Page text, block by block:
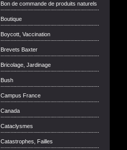
Bon de commande de produits naturels
Boutique
Boycott, Vaccination
Brevets Baxter
Bricolage, Jardinage
Bush
Campus France
Canada
Cataclysmes
Catastrophes, Failles